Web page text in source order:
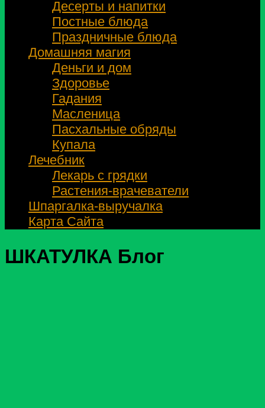
Десерты и напитки
Постные блюда
Праздничные блюда
Домашняя магия
Деньги и дом
Здоровье
Гадания
Масленица
Пасхальные обряды
Купала
Лечебник
Лекарь с грядки
Растения-врачеватели
Шпаргалка-выручалка
Карта Сайта
ШКАТУЛКА Блог